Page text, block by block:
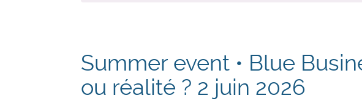
Summer event • Blue
ou réalité ? 2 juin 2026